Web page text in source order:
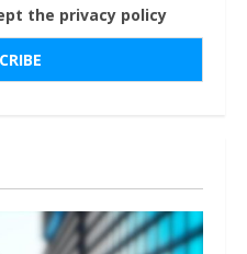
the privacy policy